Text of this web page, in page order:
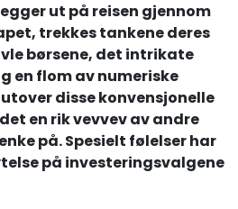
ut på reisen gjennom
trekkes tankene deres
børsene, det intrikate
en flom av numeriske
disse konvensjonelle
en rik vevvev av andre
på. Spesielt følelser har
på investeringsvalgene